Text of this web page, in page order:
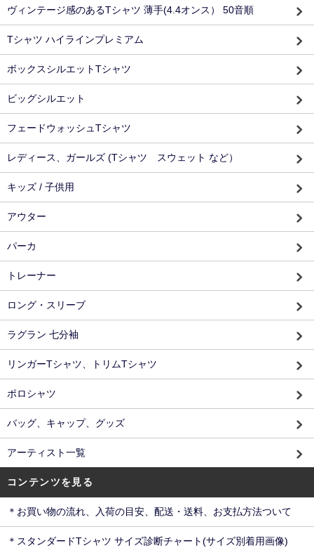
ヴィンテージ感のあるTシャツ 薄手(4.4オンス） 50音順
Tシャツ ハイラインプレミアム
ボックスシルエットTシャツ
ビッグシルエット
フェードウォッシュTシャツ
レディース、ガールズ (Tシャツ スウェット など）
キッズ / 子供用
アウター
パーカ
トレーナー
ロング・スリーブ
ラグラン 七分袖
リンガーTシャツ、トリムTシャツ
ポロシャツ
バッグ、キャップ、グッズ
アーティスト一覧
コンテンツを見る
＊お買い物の流れ、入荷の目安、配送・送料、お支払方法ついて
＊スタンダードTシャツ サイズ診断チャート(サイズ別着用画像)